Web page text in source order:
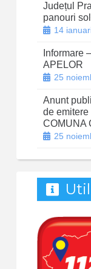
Județul
panouri
14
Informare
APELOR
25
Anunt
de
COMUNA
25
Util